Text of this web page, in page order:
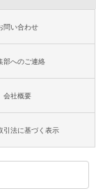
問い合わせ
部へのご連絡
会社概要
引法に基づく表示